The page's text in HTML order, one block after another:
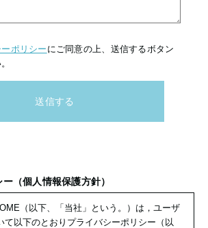
ポリシー にご同意の上、送信するボタン
（個人情報保護方針）
（以下、「当社」という。）は，ユーザ
て以下のとおりプライバシーポリシー（以